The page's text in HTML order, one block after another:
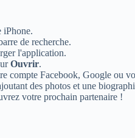
iPhone.
de recherche.
l'application.
Ouvrir.
compte Facebook, Google ou
des photos et une
votre prochain partenaire !